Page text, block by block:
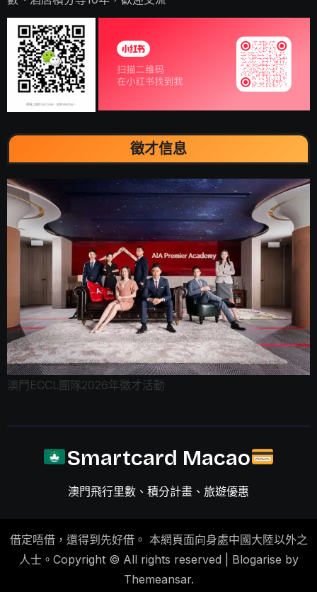
徵才信息
澳門ECCL團隊2026年徵才活動
Smartcard Macao
澳門飛行里數、積分計畫、旅遊優惠
借定唔借，還得到先好借。 本網頁面向身處中國大陸以外之
人士。Copyright © All rights reserved
Blogarise by
Themeansar.